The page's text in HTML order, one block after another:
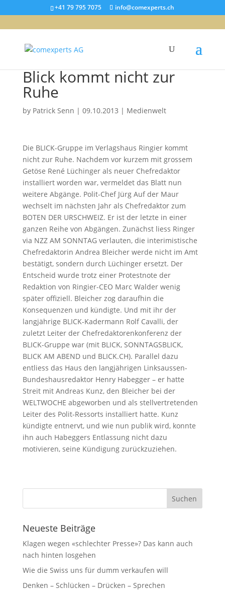
+41 79 795 7075 info@comexperts.ch
Blick kommt nicht zur
Ruhe
by Patrick Senn | 09.10.2013 | Medienwelt
Die BLICK-Gruppe im Verlagshaus Ringier kommt
nicht zur Ruhe. Nachdem vor kurzem mit grossem
Getöse René Lüchinger als neuer Chefredaktor
installiert worden war, vermeldet das Blatt nun
weitere Abgänge. Polit-Chef Jürg Auf der Maur
wechselt im nächsten Jahr als Chefredaktor zum
BOTEN DER URSCHWEIZ. Er ist der letzte in einer
ganzen Reihe von Abgängen. Zunächst liess Ringer
via NZZ AM SONNTAG verlauten, die interimistische
Chefredaktorin Andrea Bleicher werde nicht im Amt
bestätigt, sondern durch Lüchinger ersetzt. Der
Entscheid wurde trotz einer Protestnote der
Redaktion von Ringier-CEO Marc Walder wenig
später offiziell. Bleicher zog daraufhin die
Konsequenzen und kündigte. Und mit ihr der
langjährige BLICK-Kadermann Rolf Cavalli, der
zuletzt Leiter der Chefredaktorenkonferenz der
BLICK-Gruppe war (mit BLICK, SONNTAGSBLICK,
BLICK AM ABEND und BLICK.CH). Parallel dazu
entliess das Haus den langjährigen Linksaussen-
Bundeshausredaktor Henry Habegger – er hatte
Streit mit Andreas Kunz, den Bleicher bei der
WELTWOCHE abgeworben und als stellvertretenden
Leiter des Polit-Ressorts installiert hatte. Kunz
kündigte entnervt, und wie nun publik wird, konnte
ihn auch Habeggers Entlassung nicht dazu
motivieren, seine Kündigung zurückzuziehen.
Neueste Beiträge
Klagen wegen «schlechter Presse»? Das kann auch
nach hinten losgehen
Wie die Swiss uns für dumm verkaufen will
Denken – Schlücken – Drücken – Sprechen